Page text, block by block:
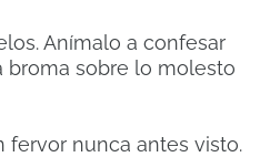
Anímalo a confesar
broma sobre lo molesto
fervor nunca antes visto.